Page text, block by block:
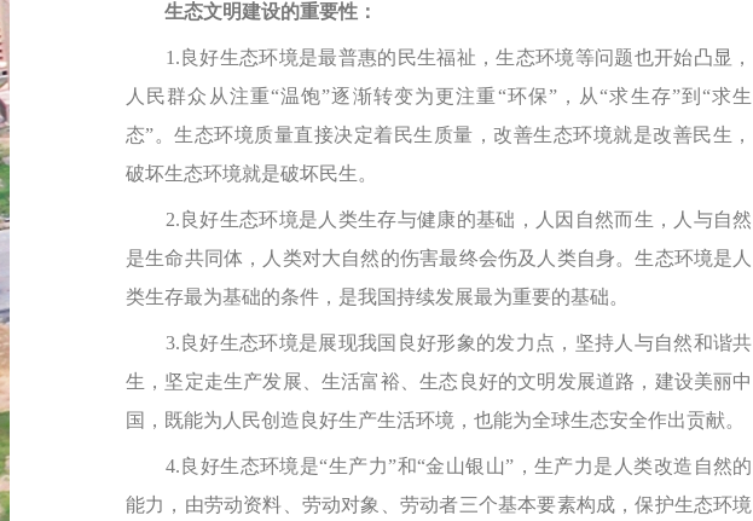
生态文明建设的重要性：
1.良好生态环境是最普惠的民生福祉，生态环境等问题也开始凸显，
人民群众从注重“温饱”逐渐转变为更注重“环保”，从“求生存”到“求生
态”。生态环境质量直接决定着民生质量，改善生态环境就是改善民生，
破坏生态环境就是破坏民生。
2.良好生态环境是人类生存与健康的基础，人因自然而生，人与自然
是生命共同体，人类对大自然的伤害最终会伤及人类自身。生态环境是人
类生存最为基础的条件，是我国持续发展最为重要的基础。
3.良好生态环境是展现我国良好形象的发力点，坚持人与自然和谐共
生，坚定走生产发展、生活富裕、生态良好的文明发展道路，建设美丽中
国，既能为人民创造良好生产生活环境，也能为全球生态安全作出贡献。
4.良好生态环境是“生产力”和“金山银山”，生产力是人类改造自然的
能力，由劳动资料、劳动对象、劳动者三个基本要素构成，保护生态环境